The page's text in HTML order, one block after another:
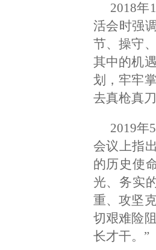
2018年
活会时强
节、操守
其中的机
划，牢牢
去真枪真
2019年
会议上指
的历史使
光、务实
重、攻坚
切艰难险
长才干。”